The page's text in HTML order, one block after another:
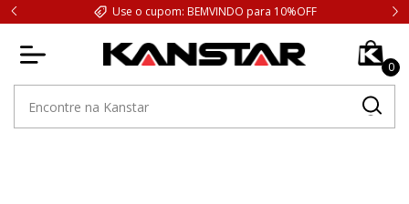
Use o cupom: BEMVINDO para 10%OFF
0